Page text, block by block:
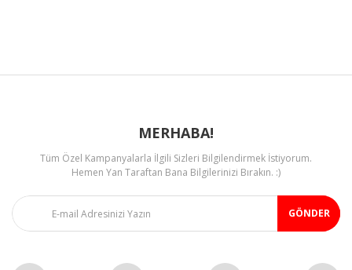
Gönder
MERHABA!
Tüm Özel Kampanyalarla İlgili Sizleri Bilgilendirmek İstiyorum.
Hemen Yan Taraftan Bana Bilgilerinizi Bırakın. :)
GÖNDER